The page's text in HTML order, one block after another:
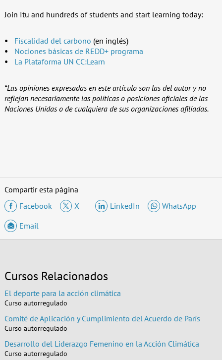
Join Itu and hundreds of students and start learning today:
Fiscalidad del carbono (en inglés)
Nociones básicas de REDD+ programa
La Plataforma UN CC:Learn
*Las opiniones expresadas en este artículo son las del autor y no
reflejan necesariamente las políticas o posiciones oficiales de las
Naciones Unidas o de cualquiera de sus organizaciones afiliadas.
Compartir esta página
Facebook
X LinkedIn
WhatsApp
Email
Cursos Relacionados
El deporte para la acción climática
Curso autorregulado
Comité de Aplicación y Cumplimiento del Acuerdo de París
Curso autorregulado
Desarrollo del Liderazgo Femenino en la Acción Climática
Curso autorregulado